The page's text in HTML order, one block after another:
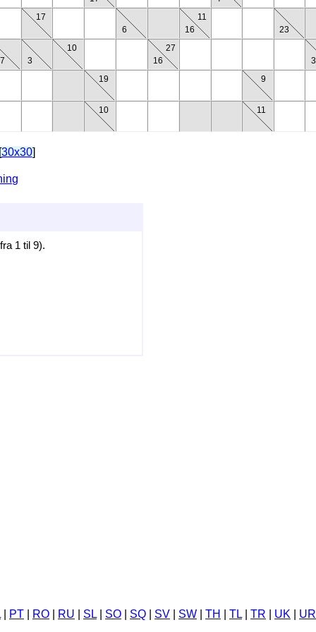
17
6
11
16
23
3
10
27
16
3
19 9
10 11
[30x30]
1 til 9).
PT RO RU SL SO SQ SV SW TH TL TR UK
UR